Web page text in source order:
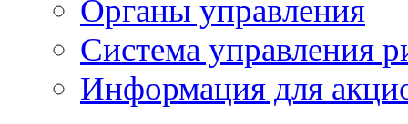
Органы управления
Система управления
Информация для